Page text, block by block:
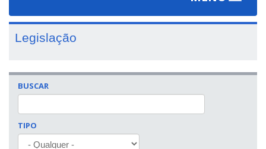
Legislação
BUSCAR
TIPO